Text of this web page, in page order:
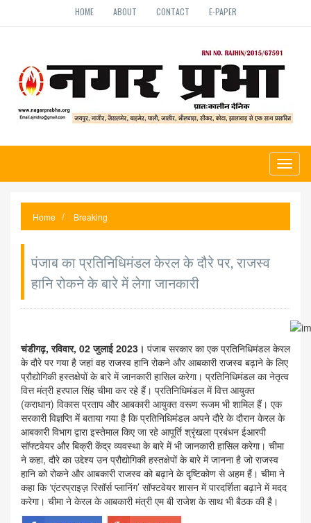
HOME ABOUT CONTACT E-PAPER
Home Breaking
पंजाब का प्रतिनिधिमंडल केरल के दौरे पर, राजस्व
हानि रोकने के बारे में लेगा जानकारी
चंडीगढ़, रविवार, 02 जुलाई 2023। पंजाब सरकार का एक प्रतिनिधिमंडल केरल
के दौरे पर गया है जहां वह राजस्व हानि रोकने और आबकारी राजस्व बढ़ाने के लिए
प्रौद्योगिकी हस्तक्षेपों के बारे में जानकारी हासिल करेगा। प्रतिनिधिमंडल का नेतृत्व
वित्त मंत्री हरपाल सिंह चीमा कर रहे हैं। प्रतिनिधिमंडल में वित्त आयुक्त
(कराधान) विकास प्रताप और आबकारी आयुक्त वरूण रूजम भी शामिल हैं। एक
सरकारी विज्ञप्ति में बताया गया है कि प्रतिनिधिमंडल अपने दौरे के दौरान केरल के
आबकारी विभाग द्वारा इस्तेमाल किए जा रहे आपूर्ति श्रृंखला प्रबंधन ईआरपी
सॉफ्टवेयर और बिक्री केंद्र व्यवस्था के बारे में भी जानकारी हासिल करेगा। चीमा
ने कहा, दौरे का उद्देश्य उन प्रौद्योगिकी हस्तक्षेपों के बारे में जानना है जो राजस्व
हानि को रोकने और आबकारी राजस्व को बढ़ाने के दृष्टिकोण से अहम हैं। चीमा ने
कहा कि ‘एंटरप्राइज़ रिसॉर्स प्लानिंग’ सॉफ्टवेयर शासन में पारदर्शिता बढ़ाने में मदद
करेगा। चीमा ने केरल के आबकारी मंत्री एम बी राजेश के साथ भी बैठक की है।